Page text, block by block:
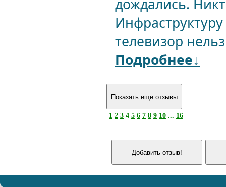
дождались.
телевизор
Подробнее↓
1 2 3 4 5 6 7 8 9 10 ... 16